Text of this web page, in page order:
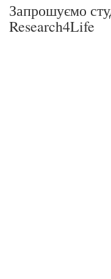
Запрошуємо
Research4Life